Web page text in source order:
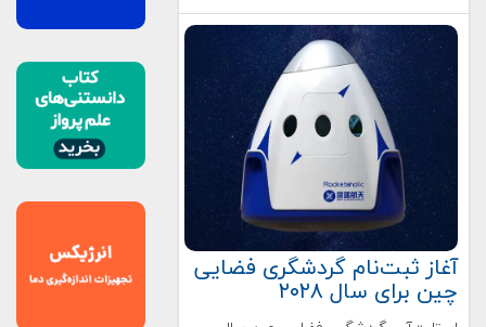
آغاز ثبت‌نام گردشگری فضایی
چین برای سال ۲۰۲۸